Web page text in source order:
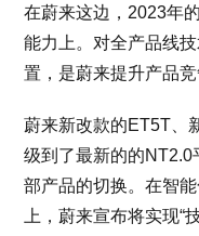
在蔚来这边，2023年
能力上。对全产品线
置，是蔚来提升产品竞
蔚来新改款的ET5T、
级到了最新的的NT2.0
部产品的切换。在智
上，蔚来宣布将实现“